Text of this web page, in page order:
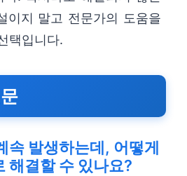
이지 말고 전문가의 도움을
택입니다.
속 발생하는데, 어떻게
해결할 수 있나요?